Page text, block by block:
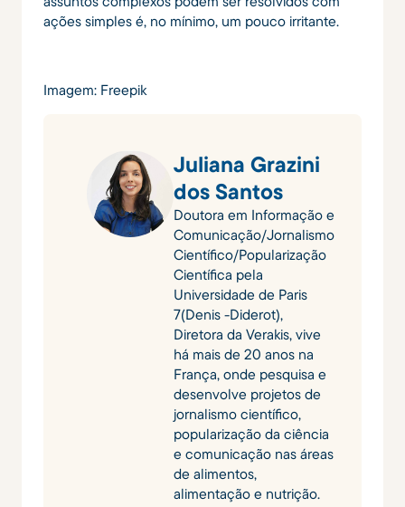
ações simples é, no mínimo, um pouco irritante.
Imagem: Freepik
Juliana Grazini
dos Santos
Doutora em Informação e
Comunicação/Jornalismo
Científico/Popularização
Científica pela
Universidade de Paris
7(Denis -Diderot),
Diretora da Verakis, vive
há mais de 20 anos na
França, onde pesquisa e
desenvolve projetos de
jornalismo científico,
popularização da ciência
e comunicação nas áreas
de alimentos,
alimentação e nutrição.